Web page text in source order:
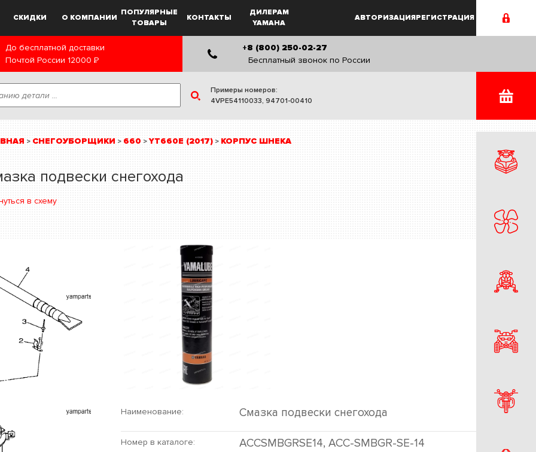
СКИДКИ О КОМПАНИИ
ПОПУЛЯРНЫЕ
ТОВАРЫ
КОНТАКТЫ
ДИЛЕРАМ
YAMAHA
АВТОРИЗАЦИЯРЕГИСТРАЦИЯ
До бесплатной доставки
Почтой России 12000 Р
+8 (800) 250-02-27
Бесплатный звонок по России
Примеры номеров:
4VPE54110033, 94701-00410
> СНЕГОУБОРЩИКИ > 660 >YT660E (2017) > КОРПУС ШНЕКА
подвески снегохода
в схему
Наименование: Смазка подвески снегохода
Номер в каталоге: ACCSMBGRSE14, ACC-SMBGR-SE-14